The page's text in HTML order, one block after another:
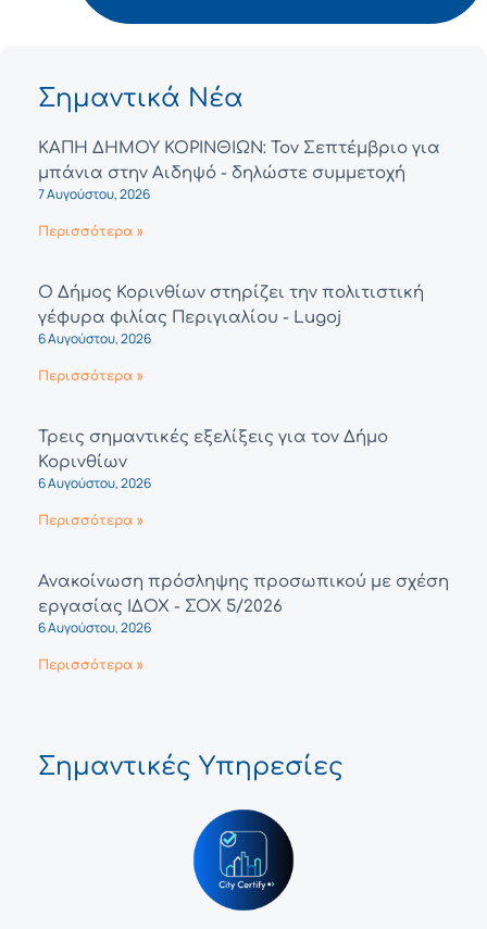
Σημαντικά Νέα
ΚΑΠΗ ΔΗΜΟΥ ΚΟΡΙΝΘΙΩΝ: Τον Σεπτέμβριο για
μπάνια στην Αιδηψό - δηλώστε συμμετοχή
7 Αυγούστου, 2026
Περισσότερα »
Ο Δήμος Κορινθίων στηρίζει την πολιτιστική
γέφυρα φιλίας Περιγιαλίου - Lugoj
6 Αυγούστου, 2026
Περισσότερα »
Τρεις σημαντικές εξελίξεις για τον Δήμο
Κορινθίων
6 Αυγούστου, 2026
Περισσότερα »
Ανακοίνωση πρόσληψης προσωπικού με σχέση
εργασίας ΙΔΟΧ - ΣΟΧ 5/2026
6 Αυγούστου, 2026
Περισσότερα »
Σημαντικές Υπηρεσίες